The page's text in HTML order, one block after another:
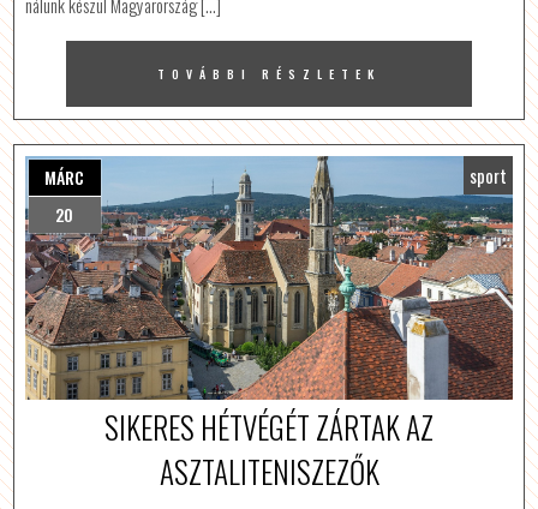
TOVÁBBI RÉSZLETEK
MÁRC
20
sport
SIKERES HÉTVÉGÉT ZÁRTAK AZ
ASZTALITENISZEZŐK